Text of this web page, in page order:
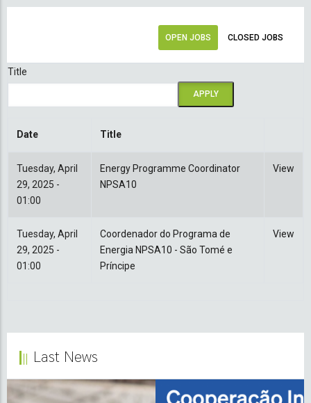
OPEN JOBS CLOSED JOBS
Title
Date Title
Tuesday, April
29, 2025 -
01:00
Energy Programme Coordinator
NPSA10
View
Tuesday, April
29, 2025 -
01:00
Coordenador do Programa de
Energia NPSA10 - São Tomé e
Príncipe
View
Last News